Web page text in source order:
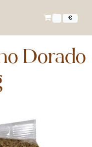
€
Dorado